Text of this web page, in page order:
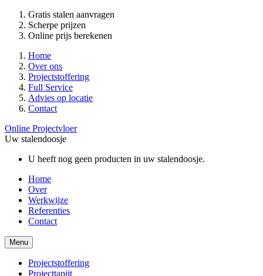
Gratis stalen aanvragen
Scherpe prijzen
Online prijs berekenen
Home
Over ons
Projectstoffering
Full Service
Advies op locatie
Contact
Online Projectvloer
Uw stalendoosje
U heeft nog geen producten in uw stalendoosje.
Home
Over
Werkwijze
Referenties
Contact
Menu
Projectstoffering
Projecttapijt